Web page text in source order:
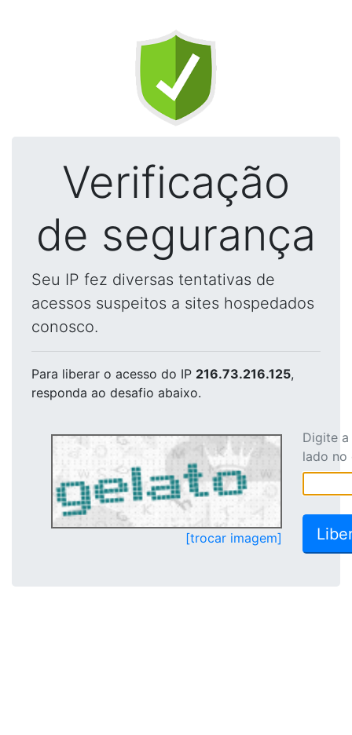
Verificação
de segurança
Seu IP fez diversas tentativas de
acessos suspeitos a sites hospedados
conosco.
Para liberar o acesso do IP 216.73.216.125,
responda ao desafio abaixo.
[trocar imagem]
Digite
lado no